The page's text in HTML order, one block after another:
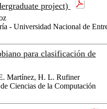
project)
- Universidad Nacional de
para clasificación de
Martínez, H. L. Rufiner
Ciencias de la Computación